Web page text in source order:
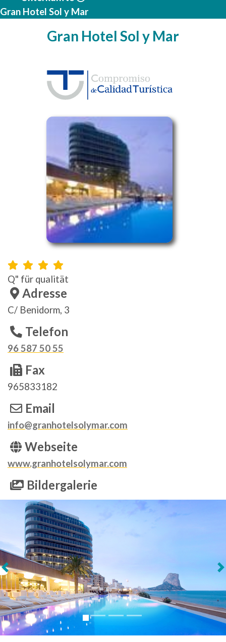
Gran Hotel Sol y Mar
Gran Hotel Sol y Mar
Q" für qualität
Adresse
C/ Benidorm, 3
Telefon
96 587 50 55
Fax
965833182
Email
info@granhotelsolymar.com
Webseite
www.granhotelsolymar.com
Bildergalerie
Weiter